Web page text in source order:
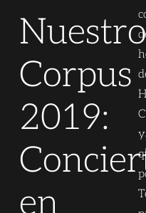
Corpus
2019:
en